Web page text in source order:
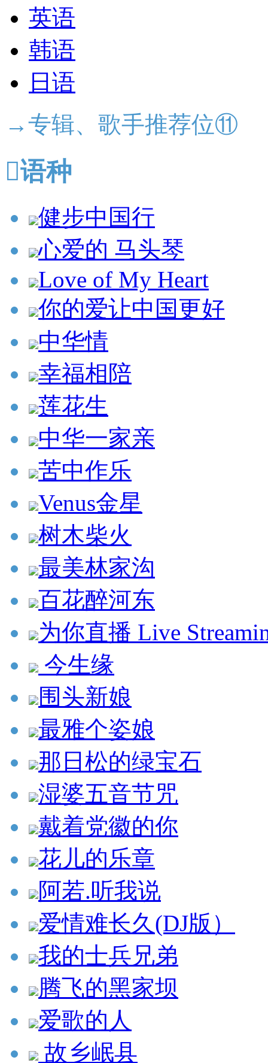
英语
韩语
日语
→专辑、歌手推荐位⑪
语种
健步中国行
心爱的 马头琴
Love of My Heart
你的爱让中国更好
中华情
幸福相陪
莲花生
中华一家亲
苦中作乐
Venus金星
树木柴火
最美林家沟
百花醉河东
为你直播 Live
今生缘
围头新娘
最雅个姿娘
那日松的绿宝石
湿婆五音节咒
戴着党徽的你
花儿的乐章
阿若.听我说
爱情难长久(DJ版）
我的士兵兄弟
腾飞的黑家坝
爱歌的人
故乡岷县